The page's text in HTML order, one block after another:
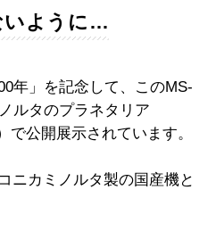
いように…
年」を記念して、このMS-
ルタのプラネタリア
で公開展示されています。
ニカミノルタ製の国産機と